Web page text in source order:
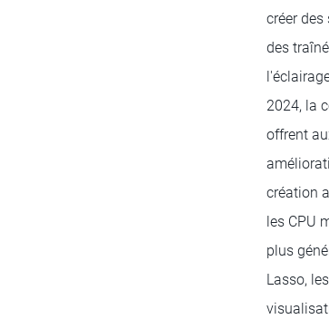
créer
des
2024, la
offrent
création
les CPU
plus
Lasso,